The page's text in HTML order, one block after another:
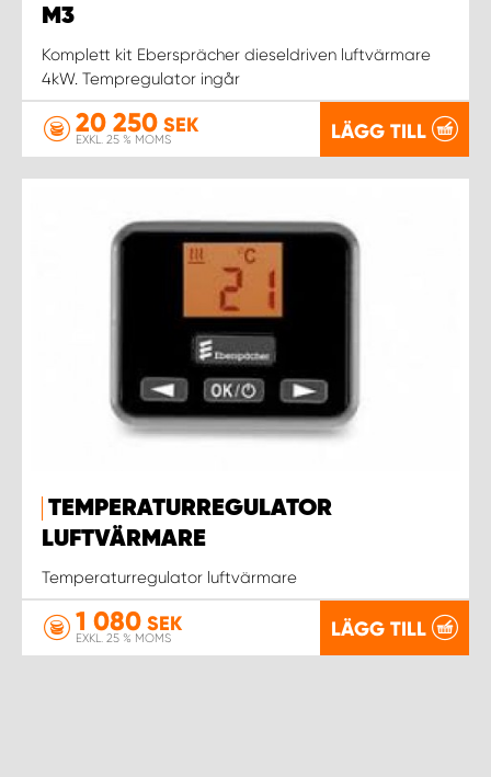
M3
Komplett kit Ebersprächer dieseldriven luftvärmare
4kW. Tempregulator ingår
20 250 SEK
EXKL. 25 % MOMS LÄGG TILL
TEMPERATURREGULATOR
LUFTVÄRMARE
Temperaturregulator luftvärmare
1 080 SEK
EXKL. 25 % MOMS LÄGG TILL